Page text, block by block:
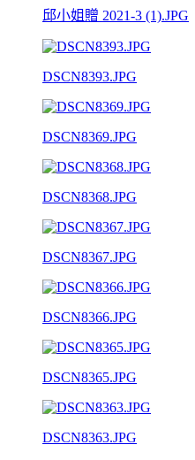
邱小姐贈 2021-3 (1).JPG
DSCN8393.JPG
DSCN8369.JPG
DSCN8368.JPG
DSCN8367.JPG
DSCN8366.JPG
DSCN8365.JPG
DSCN8363.JPG